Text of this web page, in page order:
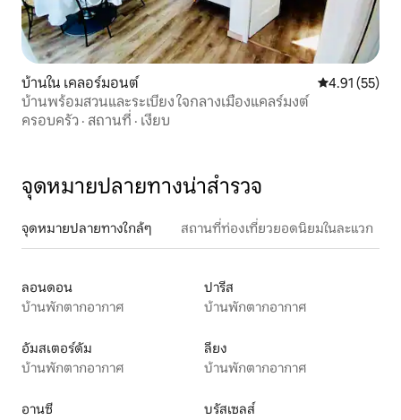
บ้านใน เคลอร์มอนต์ คะแนนเฉลี่ย
4.91 (55)
บ้านพร้อมสวนและระเบียง ใจกลางเมืองแคลร์มงต์
ครอบครัว · สถานที่ · เงียบ
จุดหมายปลายทางน่าสำรวจ
จุดหมายปลายทางใกล้ๆ สถานที่ท่องเที่ยวยอดนิยมในละแวก
ลอนดอน
บ้านพักตากอากาศ
ปารีส
บ้านพักตากอากาศ
อัมสเตอร์ดัม
บ้านพักตากอากาศ
ลียง
บ้านพักตากอากาศ
อานซี
บรัสเซลส์